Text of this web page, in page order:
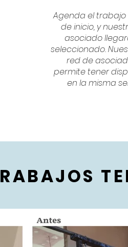
Agenda el
de inicio, y
asociado
seleccionado.
red de
permite tener
en la misma